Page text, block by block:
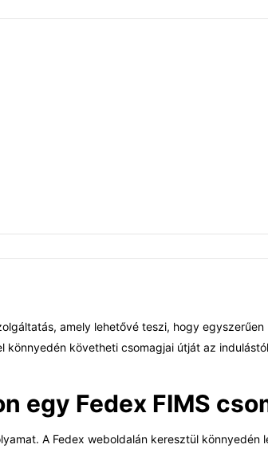
amely lehetővé teszi, hogy
könnyedén követheti csomagjai útját az
egy Fedex FIMS
A Fedex weboldalán keresztül